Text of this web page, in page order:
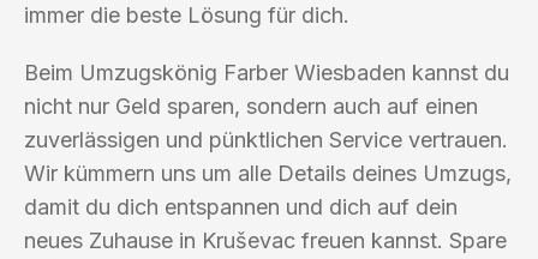
immer die beste Lösung für dich.
Beim Umzugskönig Farber Wiesbaden kannst du
nicht nur Geld sparen, sondern auch auf einen
zuverlässigen und pünktlichen Service vertrauen.
Wir kümmern uns um alle Details deines Umzugs,
damit du dich entspannen und dich auf dein
neues Zuhause in Kruševac freuen kannst. Spare